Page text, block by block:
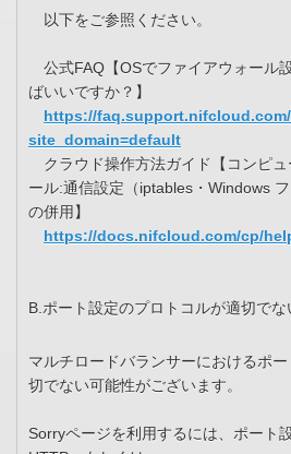
以下をご参照ください。
公式FAQ【OSでファイアウォール
ばいいですか？】
https://
site_domain=default
クラウド操作方法ガイド【コンピュ
ール:通信設定（iptables・Windows
の併用】
https://docs.nifcloud.com/cp/
B.ポート設定のプロトコルが適切でな
マルチロードバランサーにおけるポ
切でない可能性がございます。
Sorryページを利用するには、ポート